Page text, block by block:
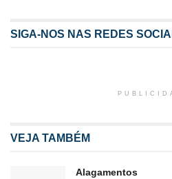
SIGA-NOS NAS REDES
VEJA TAMBÉM
Alagamentos